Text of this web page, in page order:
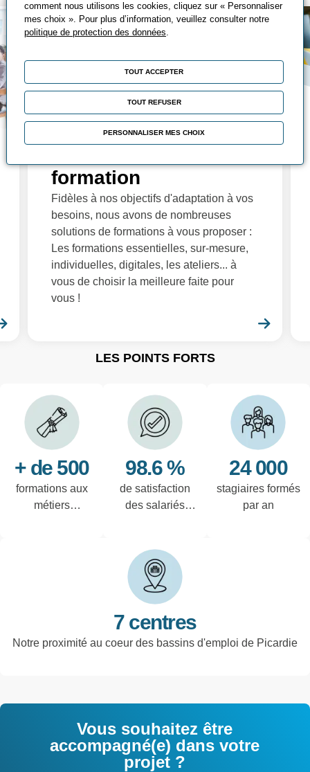
Nos solutions de
formation
Fidèles à nos objectifs d'adaptation à vos
besoins, nous avons de nombreuses
solutions de formations à vous proposer :
Les formations essentielles, sur-mesure,
individuelles, digitales, les ateliers... à
vous de choisir la meilleure faite pour
vous !
LES POINTS FORTS
+ de 500
formations aux
métiers
98.6 %
de satisfaction
des salariés
24 000
stagiaires formés
par an
7 centres
Notre proximité au coeur des bassins d'emploi de Picardie
Vous souhaitez être
accompagné(e) dans votre
projet ?
comment nous utilisons les cookies, cliquez sur « Personnaliser
mes choix ». Pour plus d’information, veuillez consulter notre
politique de protection des données.
TOUT ACCEPTER
TOUT REFUSER
PERSONNALISER MES CHOIX